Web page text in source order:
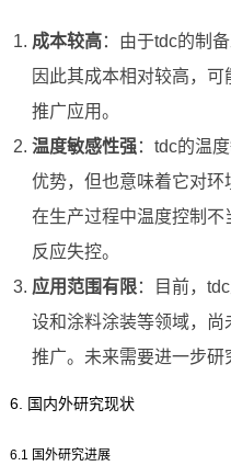
成本较高：由于tdc的制
因此其成本相对较高，
推广应用。
温度敏感性强：tdc的温
优势，但也意味着它对
在生产过程中温度控制
反应失控。
应用范围有限：目前，
设和涂料涂装等领域，
推广。未来需要进一步研
6. 国内外研究现状
6.1 国外研究进展